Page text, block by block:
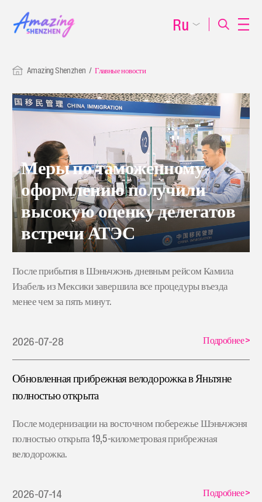
Amazing Shenzhen Главные новости
Меры по таможенному
оформлению получили
высокую оценку делегатов
встречи АТЭС
После прибытия в Шэньчжэнь дневным рейсом Камила
Изабель из Мексики завершила все процедуры въезда
менее чем за пять минут.
2026-07-28 Подробнее>
Обновленная прибрежная велодорожка в Яньтяне
полностью открыта
После модернизации на восточном побережье Шэньчжэня
полностью открыта 19,5-километровая прибрежная
велодорожка.
2026-07-14 Подробнее>
Ru